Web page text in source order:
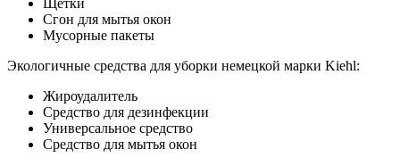
Щетки
Сгон для мытья окон
Мусорные пакеты
Экологичные средства для уборки немецкой марки Kiehl:
Жироудалитель
Средство для дезинфекции
Универсальное средство
Средство для мытья окон